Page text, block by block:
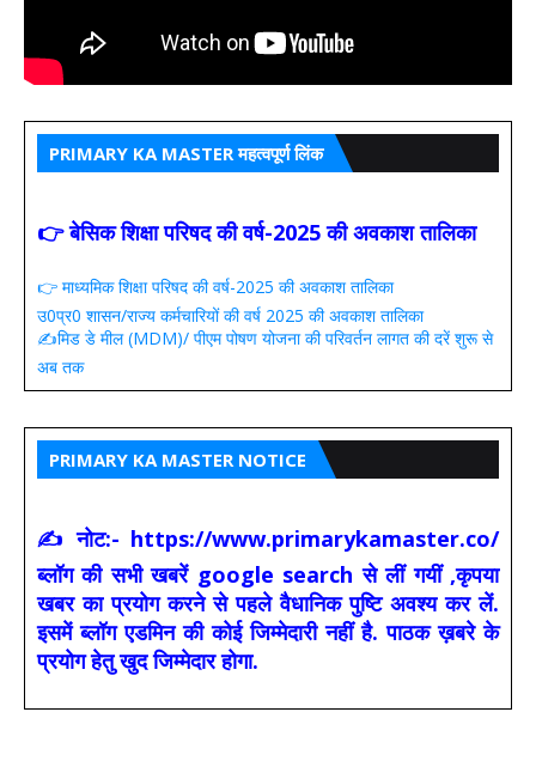
PRIMARY KA MASTER महत्वपूर्ण लिंक
👉 बेसिक शिक्षा परिषद की वर्ष-2025 की अवकाश तालिका
👉 माध्यमिक शिक्षा परिषद की वर्ष-2025 की अवकाश तालिका
उ0प्र0 शासन/राज्य कर्मचारियों की वर्ष 2025 की अवकाश तालिका
✍️मिड डे मील (MDM)/ पीएम पोषण योजना की परिवर्तन लागत की दरें शुरू से
अब तक
PRIMARY KA MASTER NOTICE
✍ नोट:- https://www.primarykamaster.co/
ब्लॉग की सभी खबरें google search से लीं गयीं ,कृपया
खबर का प्रयोग करने से पहले वैधानिक पुष्टि अवश्य कर लें.
इसमें ब्लॉग एडमिन की कोई जिम्मेदारी नहीं है. पाठक ख़बरे के
प्रयोग हेतु खुद जिम्मेदार होगा.